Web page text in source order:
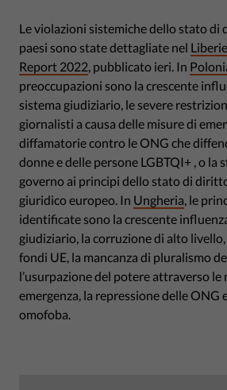
Le violazioni sistemiche dello stato
paesi sono state dettagliate nel
Report 2022 , pubblicato ieri. In
preoccupazioni sono la crescente
sistema giudiziario, le severe
giornalisti a causa delle misure di
diffamatorie contro le ONG che
donne e delle persone LGBTQI+ , o la
governo ai principi dello stato di
giuridico europeo. In Ungheria , le
identificate sono la crescente
giudiziario, la corruzione di alto
fondi UE, la mancanza di pluralismo
l’usurpazione del potere attraverso le
emergenza, la repressione delle ONG
omofoba.